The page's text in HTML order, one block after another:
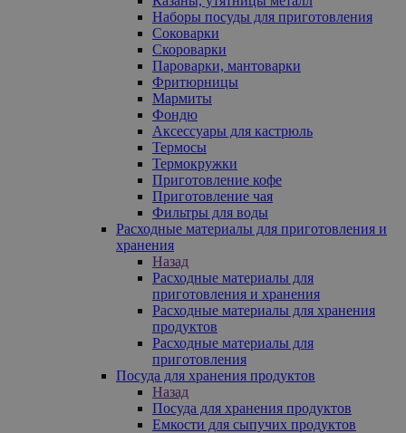
Наборы посуды для приготовления
Соковарки
Скороварки
Пароварки, мантоварки
Фритюрницы
Мармиты
Фондю
Аксессуары для кастрюль
Термосы
Термокружки
Приготовление кофе
Приготовление чая
Фильтры для воды
Расходные материалы для приготовления и
хранения
Назад
Расходные материалы для
приготовления и хранения
Расходные материалы для хранения
продуктов
Расходные материалы для
приготовления
Посуда для хранения продуктов
Назад
Посуда для хранения продуктов
Емкости для сыпучих продуктов